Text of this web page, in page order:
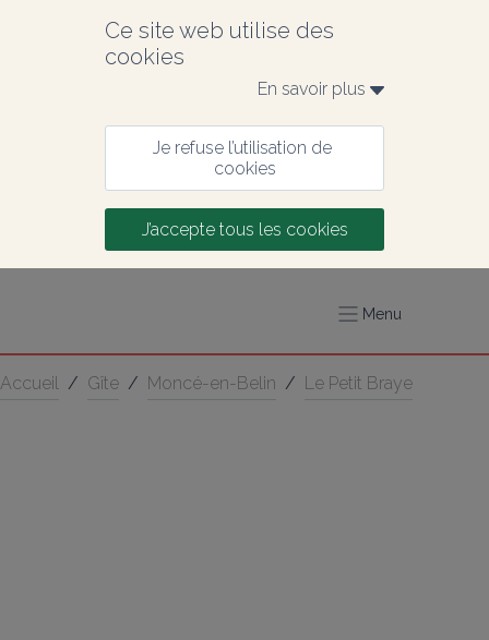
Ce site web utilise des
cookies
En savoir plus
Je refuse l’utilisation de
cookies
J’accepte tous les cookies
Menu
Accueil / Gîte / Moncé-en-Belin / Le Petit Braye